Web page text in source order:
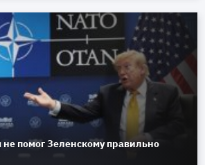
помог Зеленскому правильно